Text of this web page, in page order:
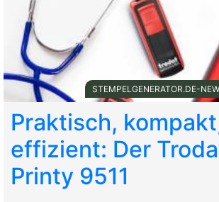
STEMPELGENERATOR.DE-
Praktisch,
effizient: Der
Printy 9511